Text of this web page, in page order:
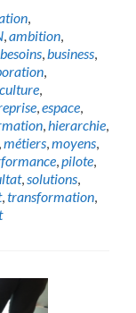
,
,ambition,
besoins,business,
,
culture,
,espace,
,hierarchie,
,métiers,moyens,
,pilote,
,solutions,
,transformation,